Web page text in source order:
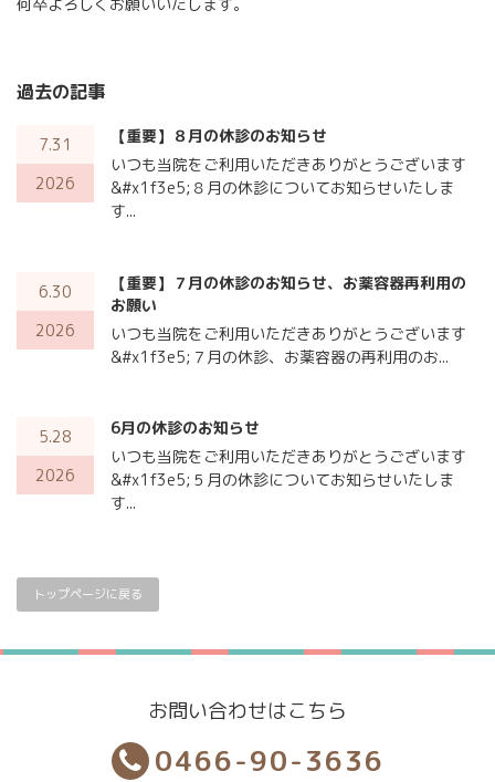
過去の記事
7.31
2026
【重要】８月の休診のお知らせ
いつも当院をご利用いただきありがとうございます
&#x1f3e5;８月の休診についてお知らせいたしま
す...
6.30
2026
【重要】７月の休診のお知らせ、お薬容器再利用の
お願い
いつも当院をご利用いただきありがとうございます
&#x1f3e5;７月の休診、お薬容器の再利用のお...
5.28
2026
6月の休診のお知らせ
いつも当院をご利用いただきありがとうございます
&#x1f3e5;５月の休診についてお知らせいたしま
す...
トップページに戻る
お問い合わせはこちら
0466-90-3636